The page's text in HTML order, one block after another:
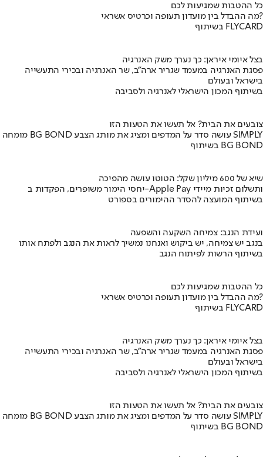
כל ההטבות שמגיעות לכם
מה ההבדל בין מועדון תעופה וכרטיס אשראי?
בשיתוף FLYCARD
בצל איומי איראן: כך נערך משק האנרגיה
פסגת האנרגיה במעמד שגריר ארה"ב, שר האנרגיה ובכירי התעשייה
בישראל ובעולם
בשיתוף המכון הישראלי לאנרגיה ולסביבה
צובעים את הבית? אל תעשו את הטעות הזו
מומחה BG BOND עושה סדר על המדפים ומציג את מותג הצבע SIMPLY
בשיתוף BG BOND
שיא של 600 מיליון שקל: הטוטו עושה מהפיכה
יחסי הימור משופרים, הפקדות ב-Apple Pay ותשלום זכיות מיידי
בשיתוף המועצה להסדר ההימורים בספורט
ועידת הנגב: צמיחה השקעה והשפעה
בנגב יש צמיחה, יש ביקוש ואנחנו נמשיך לראות את הנגב ולפתח אותו
בשיתוף הרשות לפיתוח הנגב
כל ההטבות שמגיעות לכם
מה ההבדל בין מועדון תעופה וכרטיס אשראי?
בשיתוף FLYCARD
בצל איומי איראן: כך נערך משק האנרגיה
פסגת האנרגיה במעמד שגריר ארה"ב, שר האנרגיה ובכירי התעשייה
בישראל ובעולם
בשיתוף המכון הישראלי לאנרגיה ולסביבה
צובעים את הבית? אל תעשו את הטעות הזו
מומחה BG BOND עושה סדר על המדפים ומציג את מותג הצבע SIMPLY
בשיתוף BG BOND